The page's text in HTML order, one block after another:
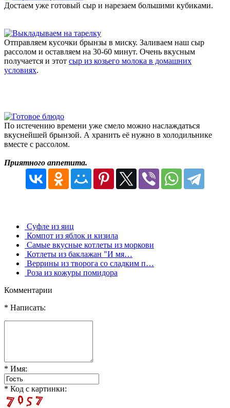
Достаем уже готовый сыр и нарезаем большими кубиками.
Отправляем кусочки брынзы в миску. Заливаем наш сыр
рассолом и оставляем на 30-60 минут. Очень вкусным
получается и этот сыр из козьего молока в домашних
условиях.
По истечению времени уже смело можно наслаждаться
вкуснейшей брынзой. А хранить её нужно в холодильнике
вместе с рассолом.
Приятного аппетита.
Суфле из яиц
Компот из яблок и кизила
Самые вкусные котлеты из моркови
Котлеты из баклажан "И мя…
Веррины из творога со сладким п…
Роза из кожуры помидора
Комментарии
* Написать:
* Имя:
* Код с картинки: